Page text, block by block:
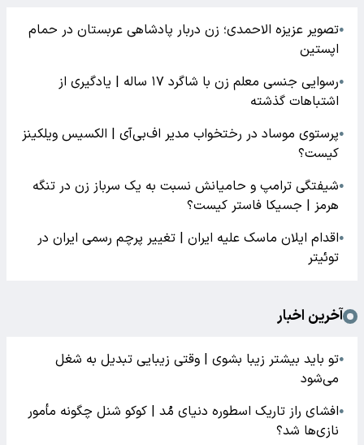
●تصویر عزیزه الاحمدی؛ زن دربار پادشاهی عربستان در حمام
اپستین
●
رسوایی جنسی معلم زن با شاگرد ۱۷ ساله | یادگیری از
اشتباهات گذشته
●پرستوی موساد در رختخواب مدیر اف‌بی‌آی | الکسیس ویلکینز
کیست؟
●شیفتگی ترامپ و حامیانش نسبت به یک سرباز زن در تنگه
هرمز | جسیکا فاستر کیست؟
●اقدام ایلان ماسک علیه ایران | تغییر پرچم رسمی ایران در
توئیتر
آخرین اخبار
●تو باید بیشتر زیبا بشوی | وقتی زیبایی تبدیل به شغل
می‌شود
●افشای راز تاریک اسطوره دنیای مُد | کوکو شنل چگونه مأمور
نازی‌ها شد؟